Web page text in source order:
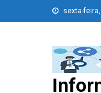
to
sexta-